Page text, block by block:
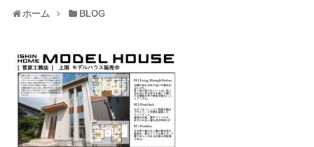
ホーム BLOG